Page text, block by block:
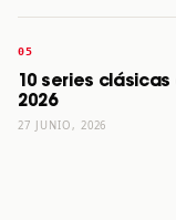
10 series
2026
27 JUNIO, 2026